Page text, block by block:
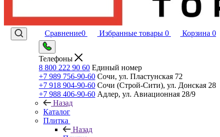
Сравнение0 Избранные товары 0 Корзина 0
Телефоны
8 800 222 90 60 Единый номер
+7 989 756-90-60 Сочи, ул. Пластунская 72
+7 918 904-90-60 Сочи (Строй-Сити), ул. Донская 28
+7 988 406-90-60 Адлер, ул. Авиационная 28/9
Назад
Каталог
Плитка
Назад